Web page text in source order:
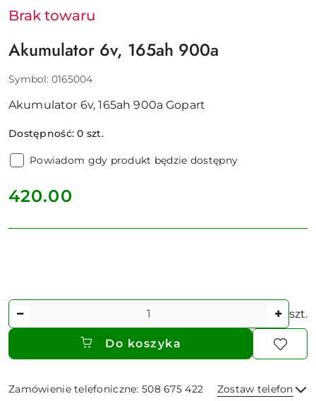
Brak towaru
Akumulator 6v, 165ah 900a
Symbol: 0165004
Akumulator 6v, 165ah 900a Gopart
Dostępność:0 szt.
Powiadom gdy produkt będzie dostępny
cena:
420.00
Ilość szt.
Do koszyka
Zamówienie telefoniczne: 508 675 422 Zostaw telefon